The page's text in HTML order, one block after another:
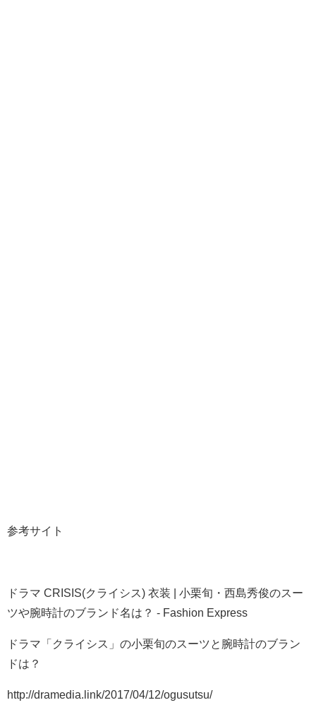
参考サイト
ドラマ CRISIS(クライシス) 衣装 | 小栗旬・西島秀俊のスー
ツや腕時計のブランド名は？ - Fashion Express
ドラマ「クライシス」の小栗旬のスーツと腕時計のブラン
ドは？
http://dramedia.link/2017/04/12/ogusutsu/